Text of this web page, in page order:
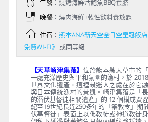
午餐：燒烤海鮮活鮑魚BBQ套膳
晚餐：燒肉海鮮+軟性飲料食放題
住宿： 熊本ANA新天空全日空皇冠飯
免費WI-FI》
或同等級
【天草崎津集落】位於熊本縣天草市的
一處充滿歷史與平和氛圍的漁村，於
世界文化遺產。這裡最迷人之處在於它
與日本傳統漁村的景觀。崎津集落是「
的潛伏基督徒相關遺產」的 12 個構成資
紀至19世紀長達250多年的「禁教令」期
伏基督徒」表面上以佛教徒或神道教徒